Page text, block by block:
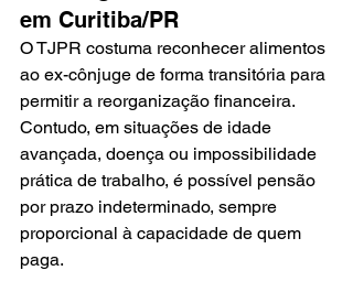
em Curitiba/PR
O TJPR costuma reconhecer alimentos
ao ex-cônjuge de forma transitória para
permitir a reorganização financeira.
Contudo, em situações de idade
avançada, doença ou impossibilidade
prática de trabalho, é possível pensão
por prazo indeterminado, sempre
proporcional à capacidade de quem
paga.